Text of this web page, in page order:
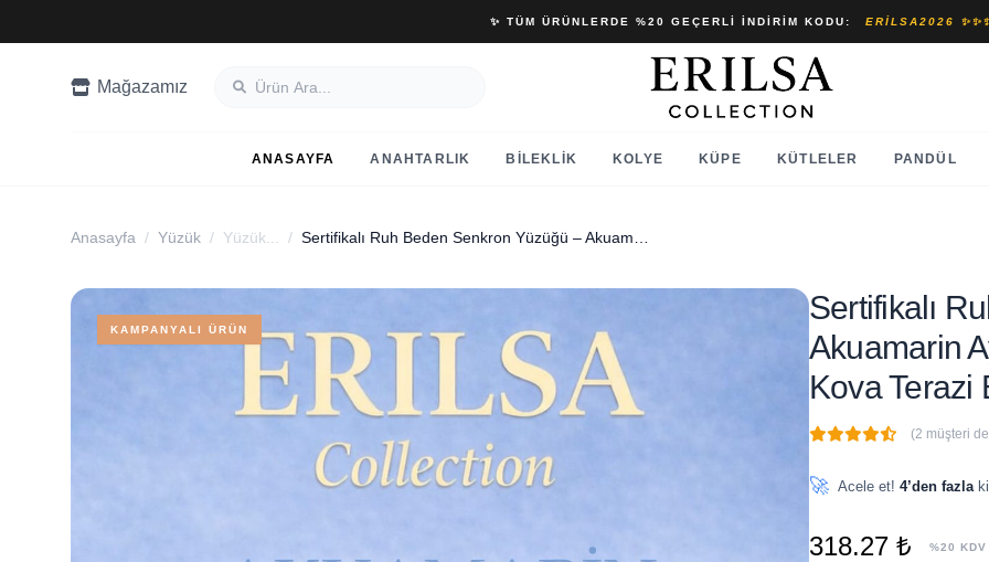
✨ TÜM ÜRÜNLERDE %20 GEÇERLI İNDIRIM KODU: ERILSA2026
Mağazamız
ANASAYFA ANAHTARLIK BILEKLIK KOLYE KÜPE KÜTLELER PANDÜL
Anasayfa / Yüzük / Yüzük... /
KAMPANYALI ÜRÜN
Sertifikalı
Akuamarin
Kova Terazi
(2 müşteri
🚀 Acele et! 4’den fazla
318.27 ₺ %20 KDV